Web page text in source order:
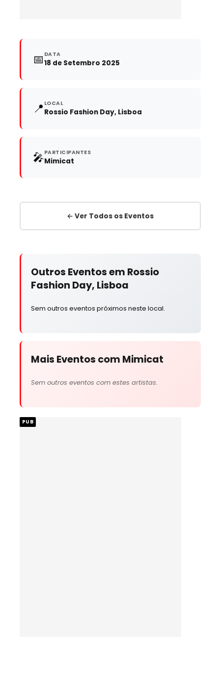
📅 DATA
18 de Setembro 2025
📍 LOCAL
Rossio Fashion Day, Lisboa
🎤PARTICIPANTES
Mimicat
← Ver Todos os Eventos
Outros Eventos em Rossio
Fashion Day, Lisboa
Sem outros eventos próximos neste local.
Mais Eventos com Mimicat
Sem outros eventos com estes artistas.
PUB